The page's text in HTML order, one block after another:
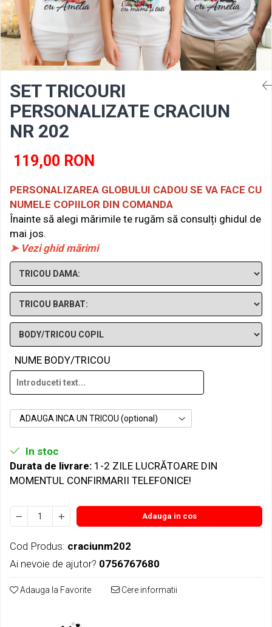
SET TRICOURI
PERSONALIZATE CRACIUN
NR 202
119,00 RON
PERSONALIZAREA GLOBULUI CADOU SE VA FACE CU
NUMELE COPIILOR DIN COMANDA
Înainte să alegi mărimile te rugăm să consulți ghidul de
mai jos.
➤ Vezi ghid mărimi
NUME BODY/TRICOU
ADAUGA INCA UN TRICOU (optional)
In stoc
Durata de livrare: 1-2 ZILE LUCRĂTOARE DIN
MOMENTUL CONFIRMARII TELEFONICE!
Adauga in cos
Cod Produs: craciunm202
Ai nevoie de ajutor? 0756767680
Adauga la Favorite Cere informatii